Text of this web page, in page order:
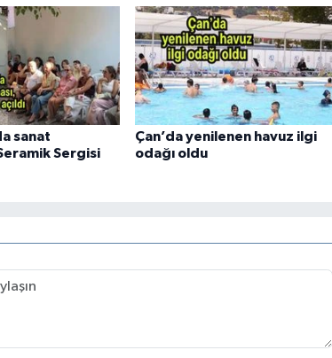
sanat
Sergisi
Çan’da yenilenen havuz ilgi
odağı oldu